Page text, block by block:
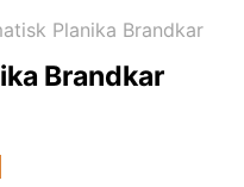
Planika Brandkar
Brandkar